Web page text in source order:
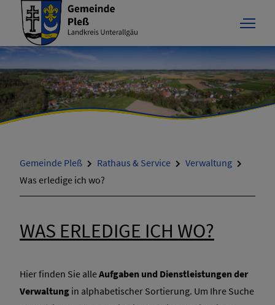
Rathaus
Satzungen / Verordnungen
Gemeinde Pleß Rathaus & Service
Verwaltung
Was erledige ich wo?
WAS ERLEDIGE ICH WO?
Hier finden Sie alleAufgaben und Dienstleistungen der
Verwaltung in alphabetischer Sortierung. Um Ihre Suche